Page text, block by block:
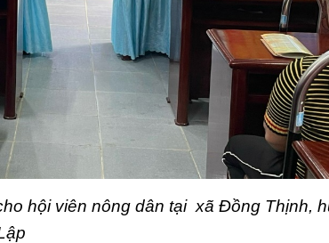
hội viên nông dân tại xã Đồng Thịnh,